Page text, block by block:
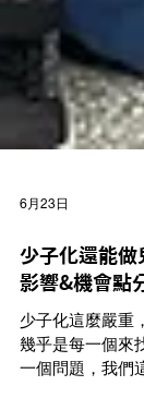
少子化還能做
影響&機會點
少子化這麼嚴重
幾乎是每一個來